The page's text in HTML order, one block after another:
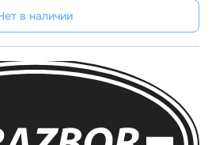
в наличии